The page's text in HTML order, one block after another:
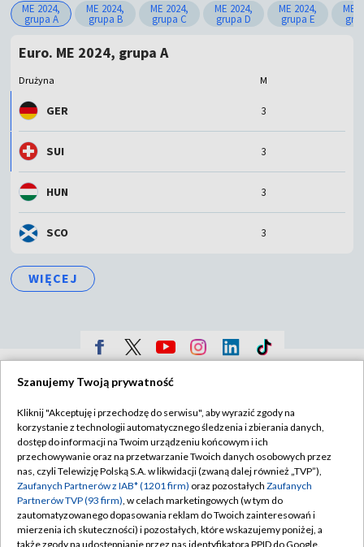
ME 2024,
grupa A
ME 2024,
grupa B
ME 2024,
grupa C
ME 2024,
grupa D
ME 2024,
grupa E
ME
Euro. ME 2024, grupa A
Drużyna M
GER 3
SUI 3
HUN 3
SCO 3
WIĘCEJ
Sklep TVP
Biuro Reklamy
Oferta Handlowa
Telegazeta ogłoszenia
Emisja w TVP
Polityka prywatności
Moje zgody
Biuro reklamy
Kontakt
Szanujemy Twoją prywatność
Kliknij "Akceptuję i przechodzę do serwisu", aby wyrazić zgody na
korzystanie z technologii automatycznego śledzenia i zbierania danych,
dostęp do informacji na Twoim urządzeniu końcowym i ich
przechowywanie oraz na przetwarzanie Twoich danych osobowych przez
nas, czyli Telewizję Polską S.A. w likwidacji (zwaną dalej również „TVP”),
Zaufanych Partnerów z IAB* (1201 firm) oraz pozostałych Zaufanych
Partnerów TVP (93 firm), w celach marketingowych (w tym do
zautomatyzowanego dopasowania reklam do Twoich zainteresowań i
mierzenia ich skuteczności) i pozostałych, które wskazujemy poniżej, a
także zgody na udostępnianie przez nas identyfikatora PPID do Google.